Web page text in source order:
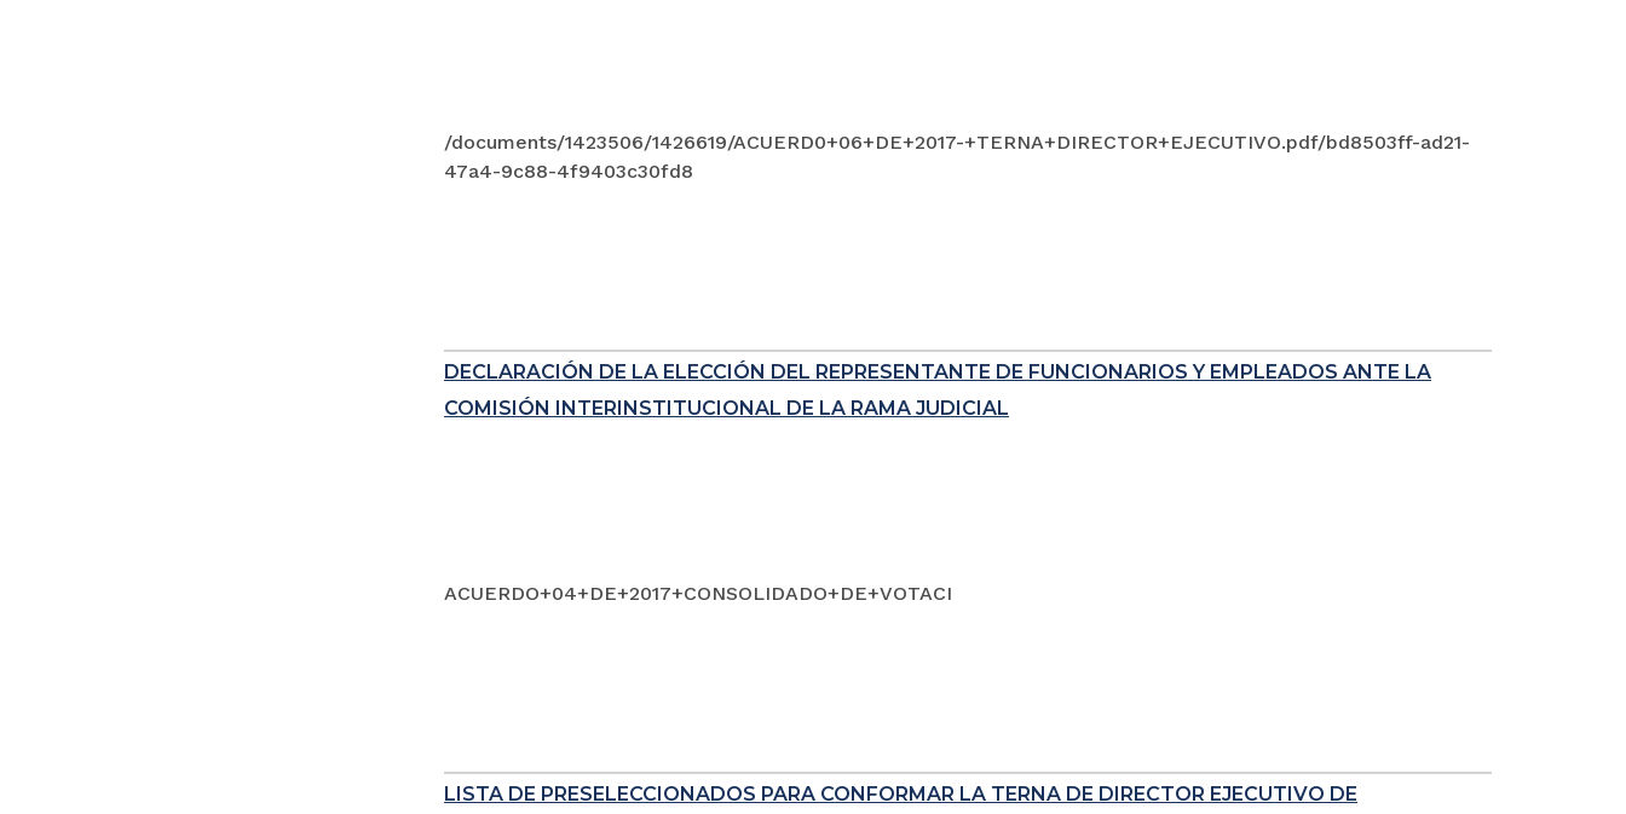
/documents/1423506/1426619/ACUERD0+06+DE+2017-+TERNA+DIRECTOR+EJECUTIVO.pdf/bd8503ff-ad21-
47a4-9c88-4f9403c30fd8
DECLARACIÓN DE LA ELECCIÓN DEL REPRESENTANTE DE FUNCIONARIOS Y EMPLEADOS ANTE LA
COMISIÓN INTERINSTITUCIONAL DE LA RAMA JUDICIAL
ACUERDO+04+DE+2017+CONSOLIDADO+DE+VOTACI
LISTA DE PRESELECCIONADOS PARA CONFORMAR LA TERNA DE DIRECTOR EJECUTIVO DE